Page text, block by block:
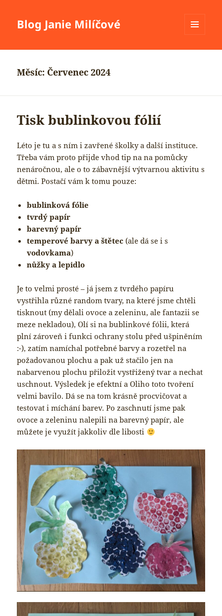
Blog Janie Milíčové
Měsíc: Červenec 2024
Tisk bublinkovou fólií
Léto je tu a s ním i zavřené školky a další instituce.
Třeba vám proto přijde vhod tip na na pomůcky
nenáročnou, ale o to zábavnější výtvarnou aktivitu s
dětmi. Postačí vám k tomu pouze:
bublinková fólie
tvrdý papír
barevný papír
temperové barvy a štětec (ale dá se i s
vodovkama)
nůžky a lepidlo
Je to velmi prosté – já jsem z tvrdého papíru
vystřihla různé random tvary, na které jsme chtěli
tisknout (my dělali ovoce a zeleninu, ale fantazii se
meze nekladou), Olí si na bublinkové fólii, která
plní zároveň i funkci ochrany stolu před ušpiněním
:-), zatím namíchal potřebné barvy a rozetřel na
požadovanou plochu a pak už stačilo jen na
nabarvenou plochu přiložit vystřižený tvar a nechat
uschnout. Výsledek je efektní a Oliho toto tvoření
velmi bavilo. Dá se na tom krásně procvičovat a
testovat i míchání barev. Po zaschnutí jsme pak
ovoce a zeleninu nalepili na barevný papír, ale
můžete je využít jakkoliv dle libosti